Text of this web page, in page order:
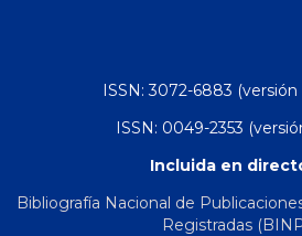
ISSN: 3072-6883
ISSN: 0049-2353
Incluida en
Bibliografía Nacional de
Registradas